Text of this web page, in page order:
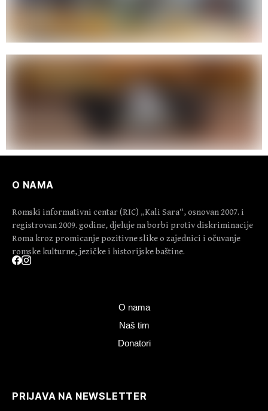
O NAMA
Romski informativni centar (RIC) „Kali Sara“, osnovan 2007. i
registrovan 2009. godine, djeluje na borbi protiv diskriminacije
Roma kroz promicanje pozitivne slike o zajednici i očuvanje
romske kulturne, jezičke i historijske baštine.
O nama
Naš tim
Donatori
PRIJAVA NA NEWSLETTER